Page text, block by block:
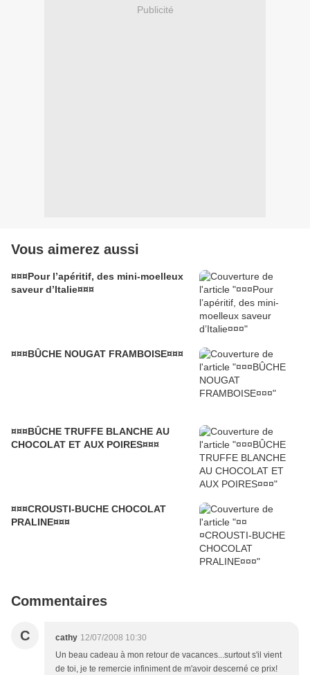
Publicité
Vous aimerez aussi
¤¤¤Pour l’apéritif, des mini-moelleux
saveur d’Italie¤¤¤
¤¤¤BÛCHE NOUGAT FRAMBOISE¤¤¤
¤¤¤BÛCHE TRUFFE BLANCHE AU
CHOCOLAT ET AUX POIRES¤¤¤
¤¤¤CROUSTI-BUCHE CHOCOLAT
PRALINE¤¤¤
Commentaires
C cathy 12/07/2008 10:30
Un beau cadeau à mon retour de vacances...surtout s'il vient
de toi, je te remercie infiniment de m'avoir descerné ce prix!